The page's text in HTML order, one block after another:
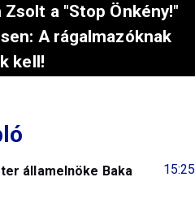
Zsolt a "Stop Önkény!"
A rágalmazóknak
kell!
15:25
államelnöke Baka